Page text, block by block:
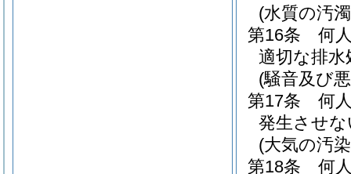
(水質の汚
第16条
何
適切な排
(騒音及び
第17条
何
発生させ
(大気の汚
第18条
何